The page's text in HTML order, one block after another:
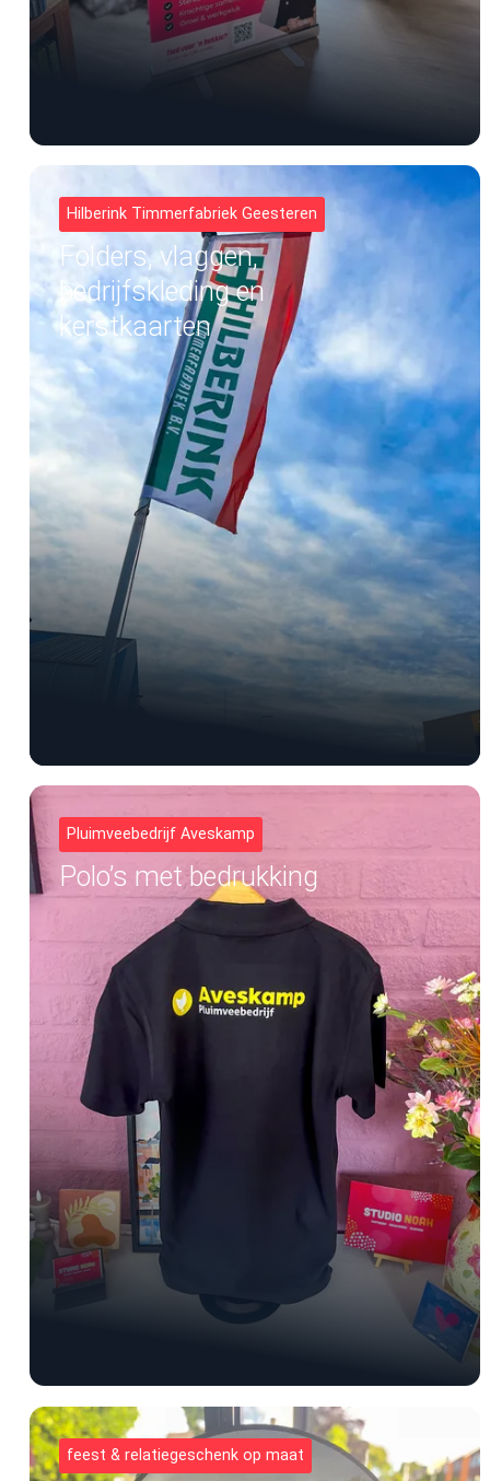
Hilberink Timmerfabriek Geesteren
Folders, vlaggen,
bedrijfskleding en
kerstkaarten
Pluimveebedrijf Aveskamp
Polo’s met bedrukking
feest & relatiegeschenk op maat